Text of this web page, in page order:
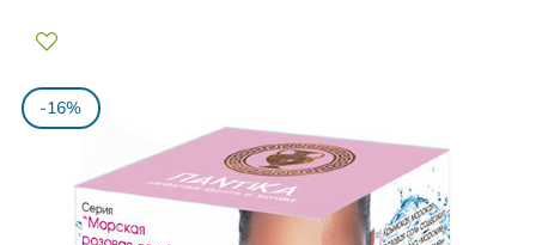
-16%